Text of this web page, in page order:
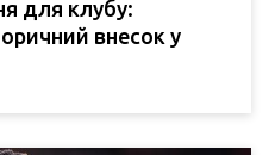
для клубу:
внесок у